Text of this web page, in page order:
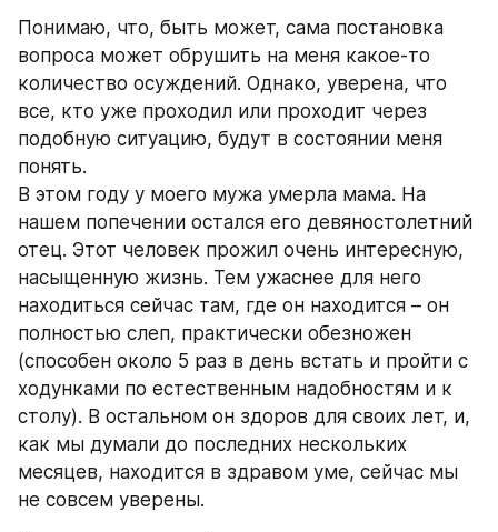
Понимаю, что, быть может, сама постановка
вопроса может обрушить на меня какое-то
количество осуждений. Однако, уверена, что
все, кто уже проходил или проходит через
подобную ситуацию, будут в состоянии меня
понять.
В этом году у моего мужа умерла мама. На
нашем попечении остался его девяностолетний
отец. Этот человек прожил очень интересную,
насыщенную жизнь. Тем ужаснее для него
находиться сейчас там, где он находится – он
полностью слеп, практически обезножен
(способен около 5 раз в день встать и пройти с
ходунками по естественным надобностям и к
столу). В остальном он здоров для своих лет, и,
как мы думали до последних нескольких
месяцев, находится в здравом уме, сейчас мы
не совсем уверены.